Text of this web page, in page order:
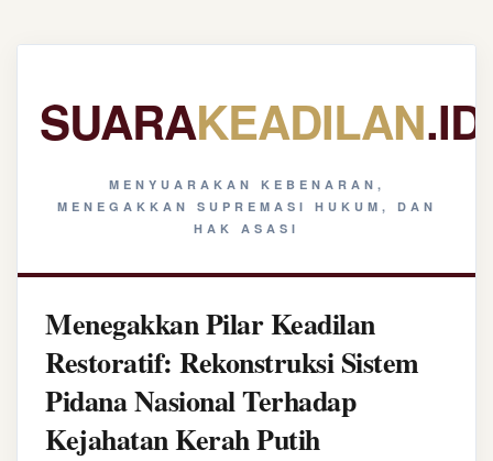
SUARAKEADILAN.ID
MENYUARAKAN KEBENARAN,
MENEGAKKAN SUPREMASI HUKUM, DAN
HAK ASASI
Menegakkan Pilar Keadilan
Restoratif: Rekonstruksi Sistem
Pidana Nasional Terhadap
Kejahatan Kerah Putih